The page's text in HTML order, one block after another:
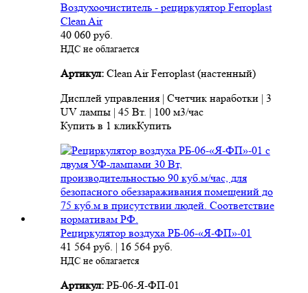
Воздухоочиститель - рециркулятор Ferroplast
Clean Air
40 060 руб.
НДС не облагается
Артикул: Clean Air Ferroplast (настенный)
Дисплей управления | Счетчик наработки | 3
UV лампы | 45 Вт. | 100 м3/час
Купить в 1 кликКупить
Рециркулятор воздуха РБ-06-«Я-ФП»-01
41 564 руб. | 16 564 руб.
НДС не облагается
Артикул: РБ-06-Я-ФП-01